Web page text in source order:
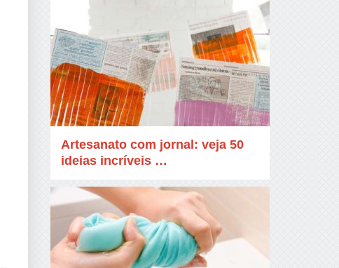
Artesanato com jornal: veja 50
ideias incríveis …